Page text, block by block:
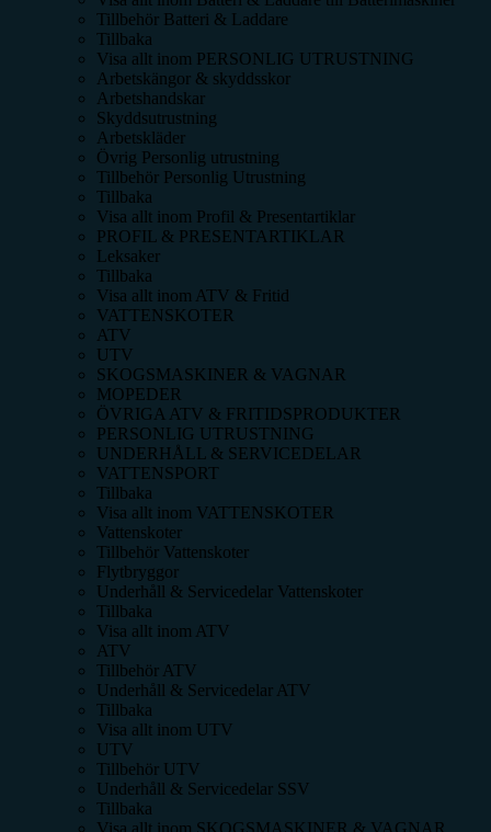
Tillbehör Batteri & Laddare
Tillbaka
Visa allt inom PERSONLIG UTRUSTNING
Arbetskängor & skyddsskor
Arbetshandskar
Skyddsutrustning
Arbetskläder
Övrig Personlig utrustning
Tillbehör Personlig Utrustning
Tillbaka
Visa allt inom Profil & Presentartiklar
PROFIL & PRESENTARTIKLAR
Leksaker
Tillbaka
Visa allt inom ATV & Fritid
VATTENSKOTER
ATV
UTV
SKOGSMASKINER & VAGNAR
MOPEDER
ÖVRIGA ATV & FRITIDSPRODUKTER
PERSONLIG UTRUSTNING
UNDERHÅLL & SERVICEDELAR
VATTENSPORT
Tillbaka
Visa allt inom VATTENSKOTER
Vattenskoter
Tillbehör Vattenskoter
Flytbryggor
Underhåll & Servicedelar Vattenskoter
Tillbaka
Visa allt inom ATV
ATV
Tillbehör ATV
Underhåll & Servicedelar ATV
Tillbaka
Visa allt inom UTV
UTV
Tillbehör UTV
Underhåll & Servicedelar SSV
Tillbaka
Visa allt inom SKOGSMASKINER & VAGNAR